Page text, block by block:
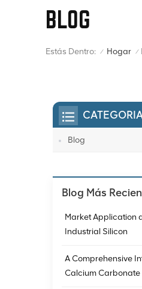
BLOG
Estás Dentro: / Hogar /
Blog
Blog Más
Market Application
Industrial Silicon
A Comprehensive
Calcium Carbonate